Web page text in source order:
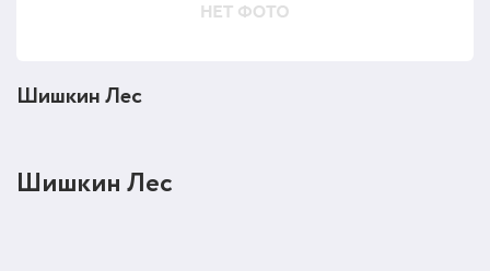
Шишкин Лес
Шишкин Лес